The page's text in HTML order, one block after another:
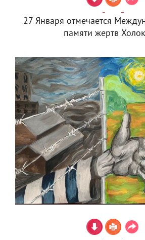
27 Января отмечается
памяти жертв